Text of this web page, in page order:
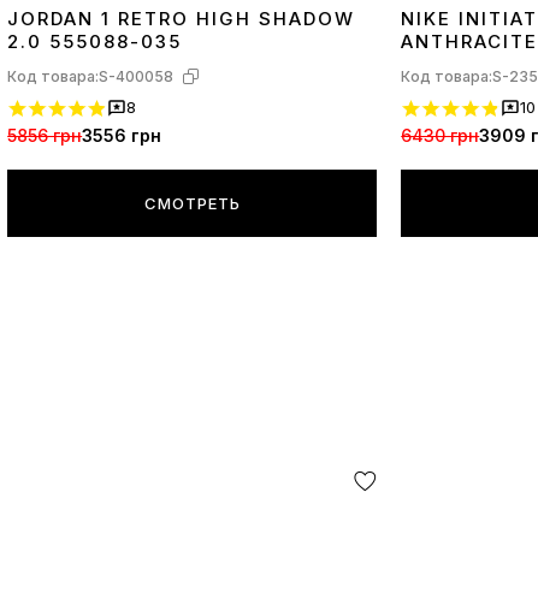
42
JORDAN 1 RETRO HIGH SHADOW
2.0 555088-035
Код товара:S-400058
8
5856 грн3556 грн
СМОТРЕТЬ
41
NIKE
GREY
Код товара:S-
10
6430 грн3909